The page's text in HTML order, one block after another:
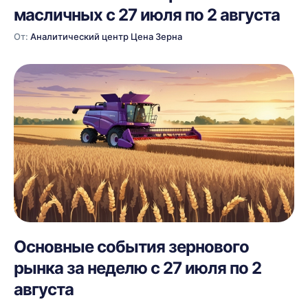
масличных с 27 июля по 2 августа
От: Аналитический центр Цена Зерна
Основные события зернового
рынка за неделю с 27 июля по 2
августа